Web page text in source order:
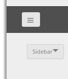
Sidebar